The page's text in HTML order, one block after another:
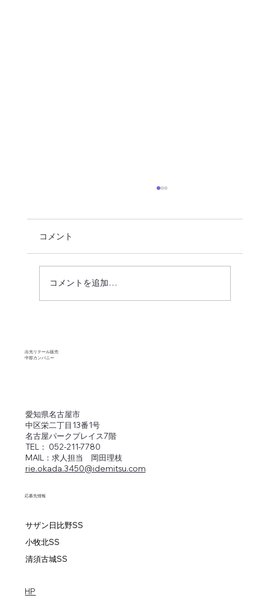
コメント
コメントを追加…
​出光リテール販売
中部カンパニー
愛知県名古屋市
中区栄二丁目13番1号
名古屋パークプレイス7階
TEL： 052-211-7780
​MAIL：求人担当 岡田理枝
rie.okada.3450@idemitsu.com
応募先情報
サザン日比野SS
小牧北SS
清須古城SS
HP